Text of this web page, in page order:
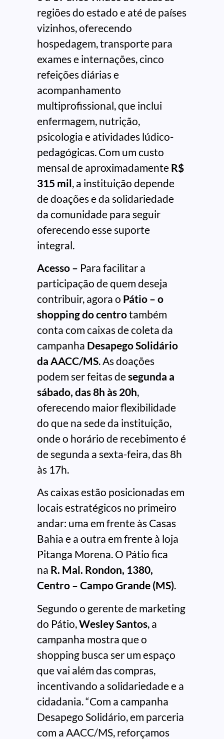
regiões do estado e até de países
vizinhos, oferecendo
hospedagem, transporte para
exames e internações, cinco
refeições diárias e
acompanhamento
multiprofissional, que inclui
enfermagem, nutrição,
psicologia e atividades lúdico-
pedagógicas. Com um custo
mensal de aproximadamente R$
315 mil, a instituição depende
de doações e da solidariedade
da comunidade para seguir
oferecendo esse suporte
integral.
Acesso – Para facilitar a
participação de quem deseja
contribuir, agora o Pátio – o
shopping do centrotambém
conta com caixas de coleta da
campanha Desapego Solidário
da AACC/MS. As doações
podem ser feitas desegunda a
sábado, das 8h às 20h,
oferecendo maior flexibilidade
do que na sede da instituição,
onde o horário de recebimento é
de segunda a sexta-feira, das 8h
às 17h.
As caixas estão posicionadas em
locais estratégicos no primeiro
andar: uma em frente às Casas
Bahia e a outra em frente à loja
Pitanga Morena. O Pátio fica
na R. Mal. Rondon, 1380,
Centro – Campo Grande (MS).
Segundo o gerente de marketing
do Pátio,Wesley Santos, a
campanha mostra que o
shopping busca ser um espaço
que vai além das compras,
incentivando a solidariedade e a
cidadania. “Com a campanha
Desapego Solidário, em parceria
com a AACC/MS, reforçamos